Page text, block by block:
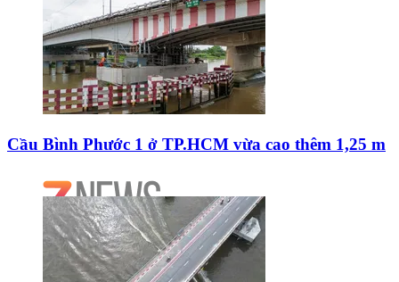
Cầu Bình Phước 1 ở TP.HCM vừa cao thêm 1,25 m